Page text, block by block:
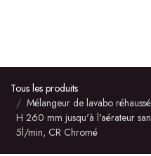
Tous les produits
Mélangeur de lavabo
H 260 mm jusqu'à l'aérateur
5l/min, CR Chromé